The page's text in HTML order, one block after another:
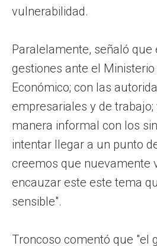
vulnerabilidad.
Paralelamente, señaló que
gestiones ante el
Económico; con las
empresariales y de
manera informal con los
intentar llegar a un punto
creemos que nuevamente
encauzar este este tema
sensible".
Troncoso comentó que "el